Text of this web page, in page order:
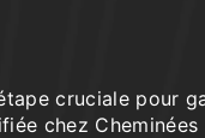
cruciale pour
chez Cheminées